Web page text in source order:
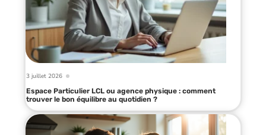
3 juillet 2026
Espace Particulier LCL ou agence physique : comment
trouver le bon équilibre au quotidien ?